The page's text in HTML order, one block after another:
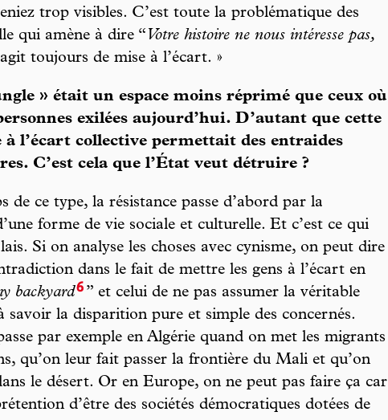
trop visibles. C’est toute la problématique des
qui amène à dire “ Votre histoire ne nous intéresse pas,
toujours de mise à l’écart. »
» était un espace moins réprimé que ceux où
exilées aujourd’hui. D’autant que cette
à l’écart collective permettait des entraides
C’est cela que l’État veut détruire ?
de ce type, la résistance passe d’abord par la
forme de vie sociale et culturelle. Et c’est ce qui
Si on analyse les choses avec cynisme, on peut dire
dans le fait de mettre les gens à l’écart en
backyard6 ” et celui de ne pas assumer la véritable
savoir la disparition pure et simple des concernés.
par exemple en Algérie quand on met les migrants
qu’on leur fait passer la frontière du Mali et qu’on
le désert. Or en Europe, on ne peut pas faire ça car
d’être des sociétés démocratiques dotées de